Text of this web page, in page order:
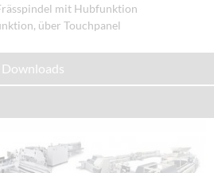
mit Hubfunktion
über Touchpanel
Downloads